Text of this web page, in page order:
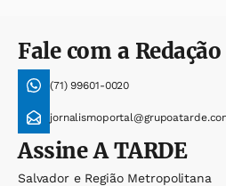
Fale com a Redação
(71) 99601-0020
AssineA TARDE
Salvador e Região Metropolitana